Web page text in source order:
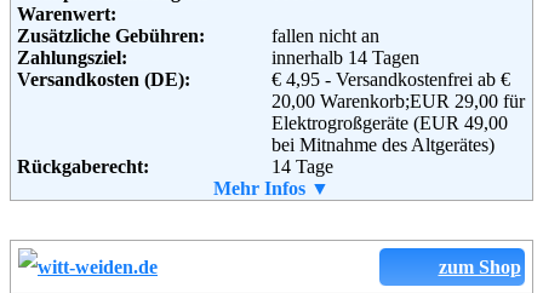
Adresse:
Abteilung Internet
Kabeler Straße 4
58099 Hagen
+49 (0) 800 - 690 690 5
+49 (0) 2331 - 690 71 78
service@douglas.de
Soziale Kanäle:
Weiterführende
Informationen:
AGB
Warenwert:
Zusätzliche Gebühren:
fallen nicht an
Zahlungsziel:
innerhalb 14 Tagen
Versandkosten (DE):
€ 4,95 - Versandkostenfrei ab €
20,00 Warenkorb;EUR 29,00 für
Elektrogroßgeräte (EUR 49,00
bei Mitnahme des Altgerätes)
Rückgaberecht:
14 Tage
Ja
Weitere Zahlungsmethoden:
Mehr Infos ▼
zum Shop